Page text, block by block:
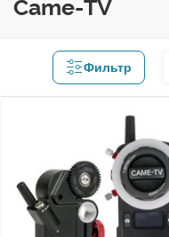
Came-TV
Фильтр